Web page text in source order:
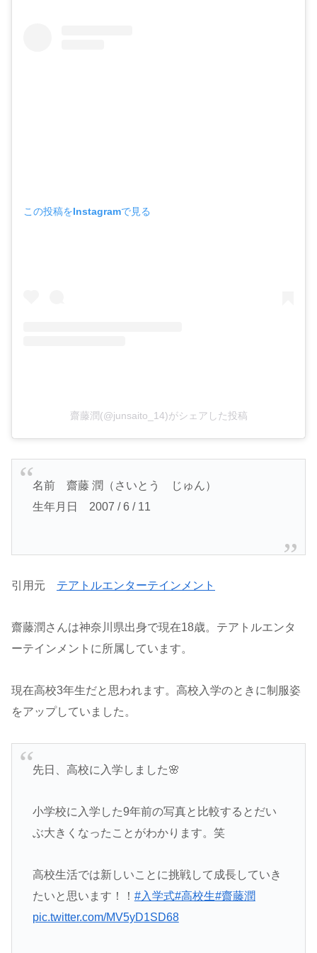
この投稿をInstagramで見る
齋藤潤(@junsaito_14)がシェアした投稿
名前 齋藤 潤（さいとう じゅん）
生年月日 2007 / 6 / 11
引用元 テアトルエンターテインメント
齋藤潤さんは神奈川県出身で現在18歳。テアトルエンタ
ーテインメントに所属しています。
現在高校3年生だと思われます。高校入学のときに制服姿
をアップしていました。
先日、高校に入学しました🌸
小学校に入学した9年前の写真と比較するとだい
ぶ大きくなったことがわかります。笑
高校生活では新しいことに挑戦して成長していき
たいと思います！！ #入学式#高校生#齋藤潤
pic.twitter.com/MV5yD1SD68